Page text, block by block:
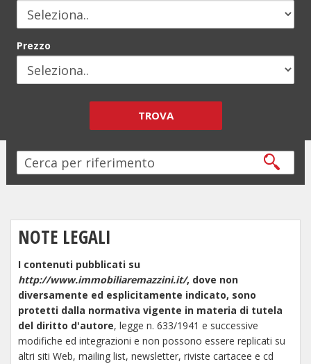
Prezzo
TROVA
NOTE LEGALI
I contenuti pubblicati su
http://www.immobiliaremazzini.it/, dove non
diversamente ed esplicitamente indicato, sono
protetti dalla normativa vigente in materia di tutela
del diritto d'autore, legge n. 633/1941 e successive
modifiche ed integrazioni e non possono essere replicati su
altri siti Web, mailing list, newsletter, riviste cartacee e cd